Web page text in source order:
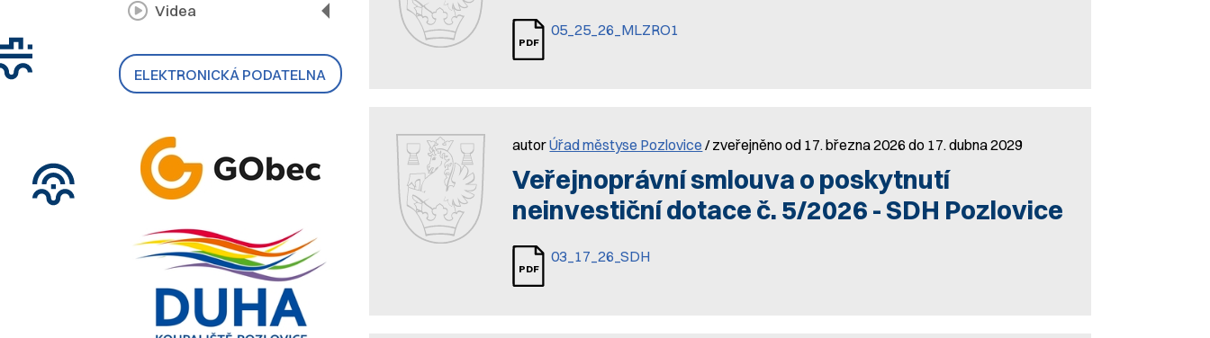
Videa
ELEKTRONICKÁ PODATELNA
05_25_26_MLZRO1
autorÚřad městyse Pozlovice / zveřejněno od 17. března 2026 do 17. dubna 2029
Veřejnoprávní smlouva o poskytnutí
neinvestiční dotace č. 5/2026 - SDH Pozlovice
03_17_26_SDH